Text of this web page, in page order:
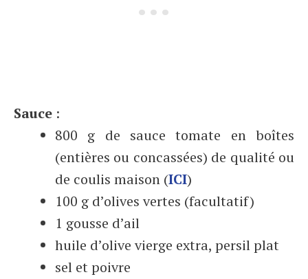
Sauce :
800 g de sauce tomate en boîtes
(entières ou concassées) de qualité ou
de coulis maison (ICI)
100 g d’olives vertes (facultatif)
1 gousse d’ail
huile d’olive vierge extra, persil plat
sel et poivre